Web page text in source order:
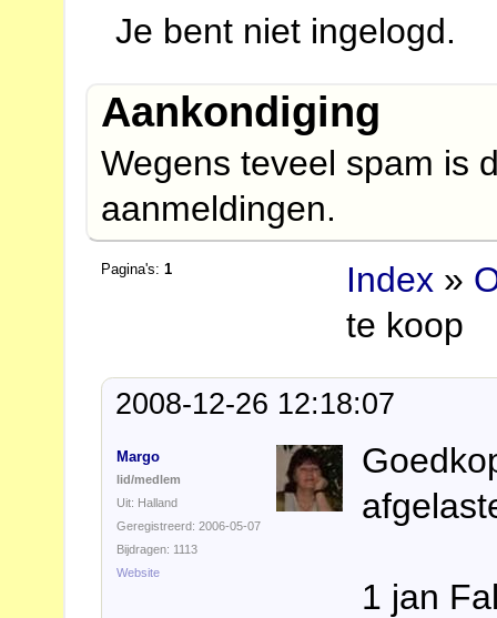
Je bent niet ingelogd.
Aankondiging
Wegens teveel spam is
aanmeldingen.
Pagina's:1 Index »
te koop
2008-12-26 12:18:07
Margo
lid/medlem
Uit: Halland
Geregistreerd: 2006-05-07
Bijdragen: 1113
Website
1 jan